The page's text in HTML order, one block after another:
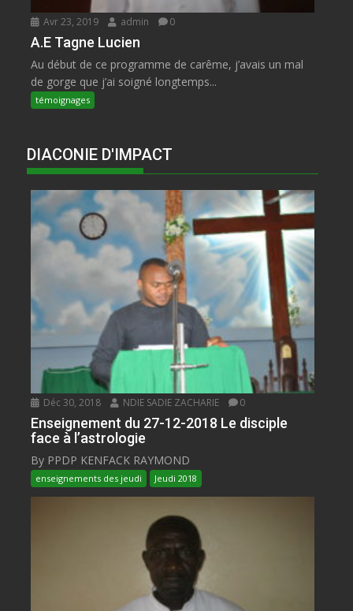
Avr 23, 2019 admin 0
A.E Tagne Lucien
Au début de ce programme de carême, j’avais un mal
de gorge que j’ai soigné longtemps...
témoignages
DIACONIE D'IMPACT
Déc 30, 2018 NDIE SADIE ZACHARIE 0
Enseignement du 27-12-2018 Le disciple
face à l’astrologie
By PPDP KENFACK RAYMOND
enseignements des jeudi Jeudi 2018